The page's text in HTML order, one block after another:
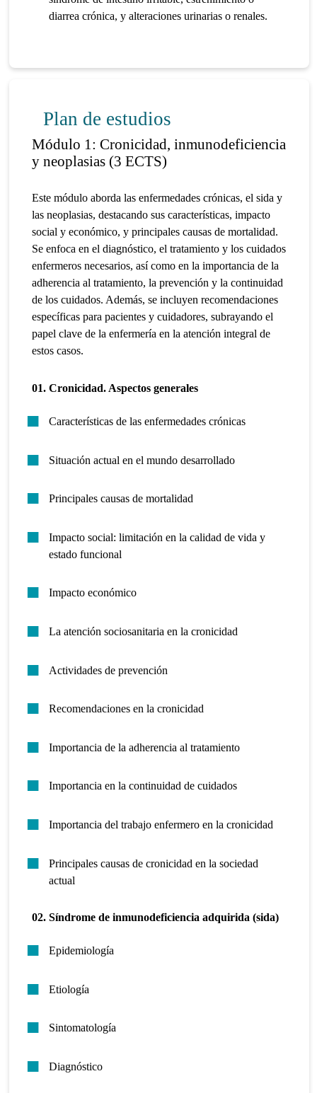
diarrea crónica, y alteraciones urinarias o renales.
Plan de estudios
Módulo 1: Cronicidad, inmunodeficiencia
y neoplasias (3 ECTS)
Este módulo aborda las enfermedades crónicas, el sida y
las neoplasias, destacando sus características, impacto
social y económico, y principales causas de mortalidad.
Se enfoca en el diagnóstico, el tratamiento y los cuidados
enfermeros necesarios, así como en la importancia de la
adherencia al tratamiento, la prevención y la continuidad
de los cuidados. Además, se incluyen recomendaciones
específicas para pacientes y cuidadores, subrayando el
papel clave de la enfermería en la atención integral de
estos casos.
01. Cronicidad. Aspectos generales
Características de las enfermedades crónicas
Situación actual en el mundo desarrollado
Principales causas de mortalidad
Impacto social: limitación en la calidad de vida y
estado funcional
Impacto económico
La atención sociosanitaria en la cronicidad
Actividades de prevención
Recomendaciones en la cronicidad
Importancia de la adherencia al tratamiento
Importancia en la continuidad de cuidados
Importancia del trabajo enfermero en la cronicidad
Principales causas de cronicidad en la sociedad
actual
02. Síndrome de inmunodeficiencia adquirida (sida)
Epidemiología
Etiología
Sintomatología
Diagnóstico